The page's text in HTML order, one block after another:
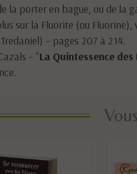
la porter en bague, ou de la
sur la Fluorite (ou
– pages 207 à 214.
– "La Quintessence des